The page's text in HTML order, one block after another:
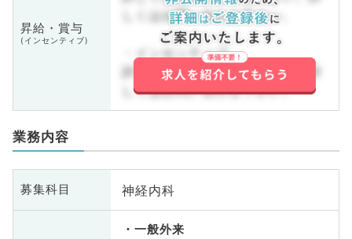
昇給・賞与
(インセンティブ)
しくはお問い合わせ下さい。
・インセンティブ
詳しくはお問い合わせ下さい。詳
しくはお問い合わせ下さい。
業務内容
募集科目 神経内科
一般外来